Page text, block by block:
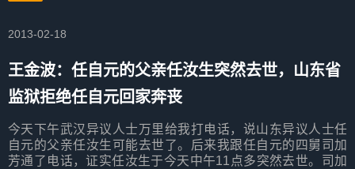
2013-02-18
王金波：任自元的父亲任汝生突然去世，山东省
监狱拒绝任自元回家奔丧
今天下午武汉异议人士万里给我打电话，说山东异议人士任
自元的父亲任汝生可能去世了。后来我跟任自元的四舅司加
芳通了电话，证实任汝生于今天中午11点多突然去世。司加